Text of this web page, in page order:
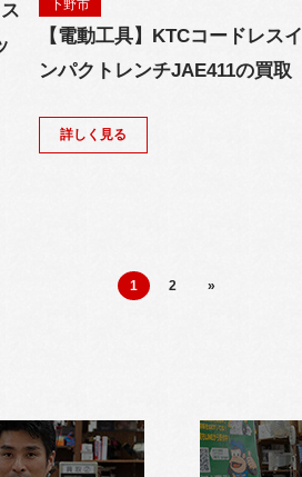
下野市
【電動工具】KTCコードレスイ
ンパクトレンチJAE411の買取
詳しく見る
1 2 »